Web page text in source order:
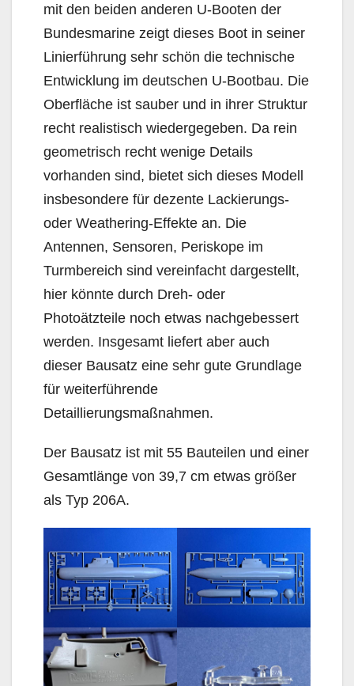
mit den beiden anderen U-Booten der
Bundesmarine zeigt dieses Boot in seiner
Linierführung sehr schön die technische
Entwicklung im deutschen U-Bootbau. Die
Oberfläche ist sauber und in ihrer Struktur
recht realistisch wiedergegeben. Da rein
geometrisch recht wenige Details
vorhanden sind, bietet sich dieses Modell
insbesondere für dezente Lackierungs-
oder Weathering-Effekte an. Die
Antennen, Sensoren, Periskope im
Turmbereich sind vereinfacht dargestellt,
hier könnte durch Dreh- oder
Photoätzteile noch etwas nachgebessert
werden. Insgesamt liefert aber auch
dieser Bausatz eine sehr gute Grundlage
für weiterführende
Detaillierungsmaßnahmen.
Der Bausatz ist mit 55 Bauteilen und einer
Gesamtlänge von 39,7 cm etwas größer
als Typ 206A.